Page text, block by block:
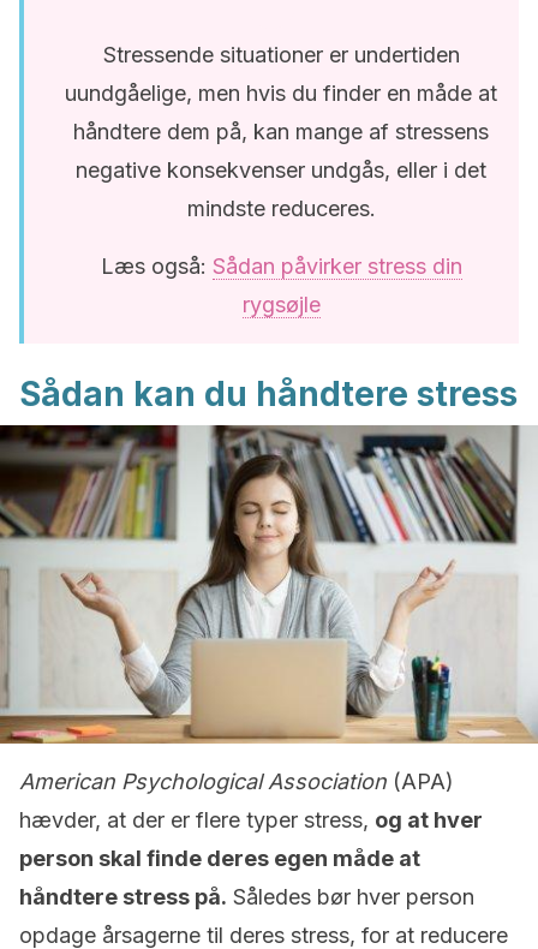
Stressende situationer er undertiden
uundgåelige, men hvis du finder en måde at
håndtere dem på, kan mange af stressens
negative konsekvenser undgås, eller i det
mindste reduceres.
Læs også: Sådan påvirker stress din
rygsøjle
Sådan kan du håndtere stress
American Psychological Association (APA)
hævder, at der er flere typer stress, og at hver
person skal finde deres egen måde at
håndtere stress på. Således bør hver person
opdage årsagerne til deres stress, for at reducere